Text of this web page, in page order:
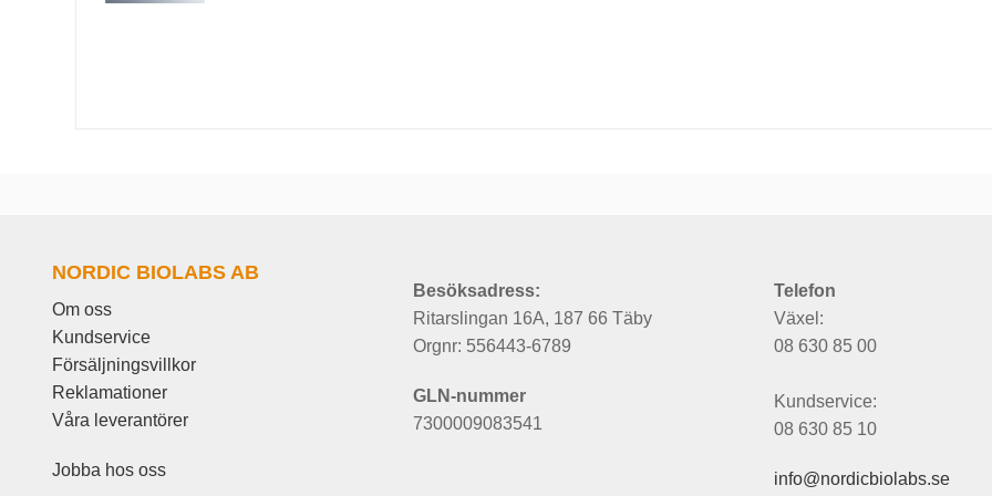
NORDIC BIOLABS AB
Om oss
Kundservice
Försäljningsvillkor
Reklamationer
Våra leverantörer
Jobba hos oss
Besöksadress:
Ritarslingan 16A, 187 66 Täby
Orgnr: 556443-6789
GLN-nummer
7300009083541
Telefon
Växel:
08 630 85 00
Kundservice:
08 630 85 10
info@nordicbiolabs.se